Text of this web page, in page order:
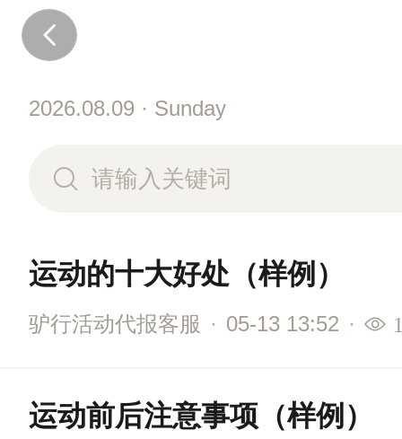
2026.08.09 · Sunday
运动的十大好处（样例）
驴行活动代报客服 · 05-13 13:52 ·
运动前后注意事项（样例）